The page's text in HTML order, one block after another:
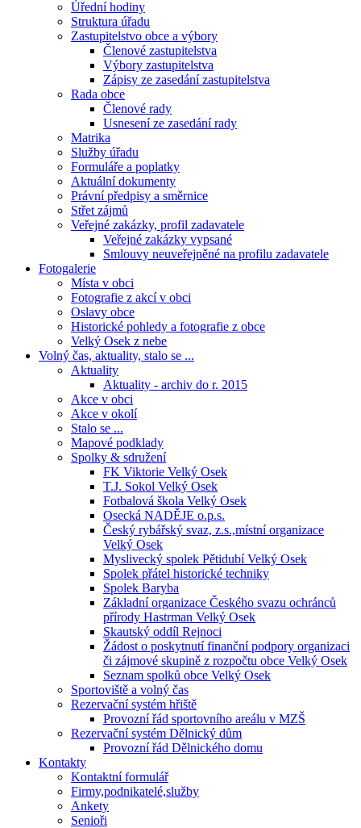
Úřední hodiny
Struktura úřadu
Zastupitelstvo obce a výbory
Členové zastupitelstva
Výbory zastupitelstva
Zápisy ze zasedání zastupitelstva
Rada obce
Členové rady
Usnesení ze zasedání rady
Matrika
Služby úřadu
Formuláře a poplatky
Aktuální dokumenty
Právní předpisy a směrnice
Střet zájmů
Veřejné zakázky, profil zadavatele
Veřejné zakázky vypsané
Smlouvy neuveřejněné na profilu zadavatele
Fotogalerie
Místa v obci
Fotografie z akcí v obci
Oslavy obce
Historické pohledy a fotografie z obce
Velký Osek z nebe
Volný čas, aktuality, stalo se ...
Aktuality
Aktuality - archiv do r. 2015
Akce v obci
Akce v okolí
Stalo se ...
Mapové podklady
Spolky & sdružení
FK Viktorie Velký Osek
T.J. Sokol Velký Osek
Fotbalová škola Velký Osek
Osecká NADĚJE o.p.s.
Český rybářský svaz, z.s.,místní organizace
Velký Osek
Myslivecký spolek Pětidubí Velký Osek
Spolek přátel historické techniky
Spolek Baryba
Základní organizace Českého svazu ochránců
přírody Hastrman Velký Osek
Skautský oddíl Rejnoci
Žádost o poskytnutí finanční podpory organizaci
či zájmové skupině z rozpočtu obce Velký Osek
Seznam spolků obce Velký Osek
Sportoviště a volný čas
Rezervační systém hřiště
Provozní řád sportovního areálu v MZŠ
Rezervační systém Dělnický dům
Provozní řád Dělnického domu
Kontakty
Kontaktní formulář
Firmy,podnikatelé,služby
Ankety
Senioři